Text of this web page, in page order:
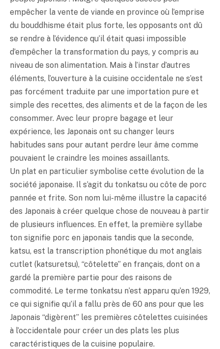
empêcher la vente de viande en province où l’emprise
du bouddhisme était plus forte, les opposants ont dû
se rendre à l’évidence qu’il était quasi impossible
d’empêcher la transformation du pays, y compris au
niveau de son alimentation. Mais à l’instar d’autres
éléments, l’ouverture à la cuisine occidentale ne s’est
pas forcément traduite par une importation pure et
simple des recettes, des aliments et de la façon de les
consommer. Avec leur propre bagage et leur
expérience, les Japonais ont su changer leurs
habitudes sans pour autant perdre leur âme comme
pouvaient le craindre les moines assaillants.
Un plat en particulier symbolise cette évolution de la
société japonaise. Il s’agit du tonkatsu ou côte de porc
pannée et frite. Son nom lui-même illustre la capacité
des Japonais à créer quelque chose de nouveau à partir
de plusieurs influences. En effet, la première syllabe
ton signifie porc en japonais tandis que la seconde,
katsu, est la transcription phonétique du mot anglais
cutlet (katsuretsu), “côtelette” en français, dont on a
gardé la première partie pour des raisons de
commodité. Le terme tonkatsu n’est apparu qu’en 1929,
ce qui signifie qu’il a fallu près de 60 ans pour que les
Japonais “digèrent” les premières côtelettes cuisinées
à l’occidentale pour créer un des plats les plus
caractéristiques de la cuisine populaire.